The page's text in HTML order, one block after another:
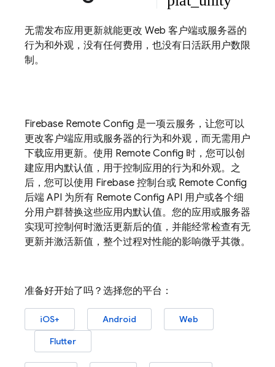
无需发布应用更新就能更改 Web 客户端或服务器的
行为和外观，没有任何费用，也没有日活跃用户数限
制。
Firebase Remote Config 是一项云服务，让您可以
更改客户端应用或服务器的行为和外观，而无需用户
下载应用更新。使用 Remote Config 时，您可以创
建应用内默认值，用于控制应用的行为和外观。之
后，您可以使用 Firebase 控制台或 Remote Config
后端 API 为所有 Remote Config API 用户或各个细
分用户群替换这些应用内默认值。您的应用或服务器
实现可控制何时激活更新后的值，并能经常检查有无
更新并激活新值，整个过程对性能的影响微乎其微。
准备好开始了吗？选择您的平台：
iOS+ Android
Web
Flutter